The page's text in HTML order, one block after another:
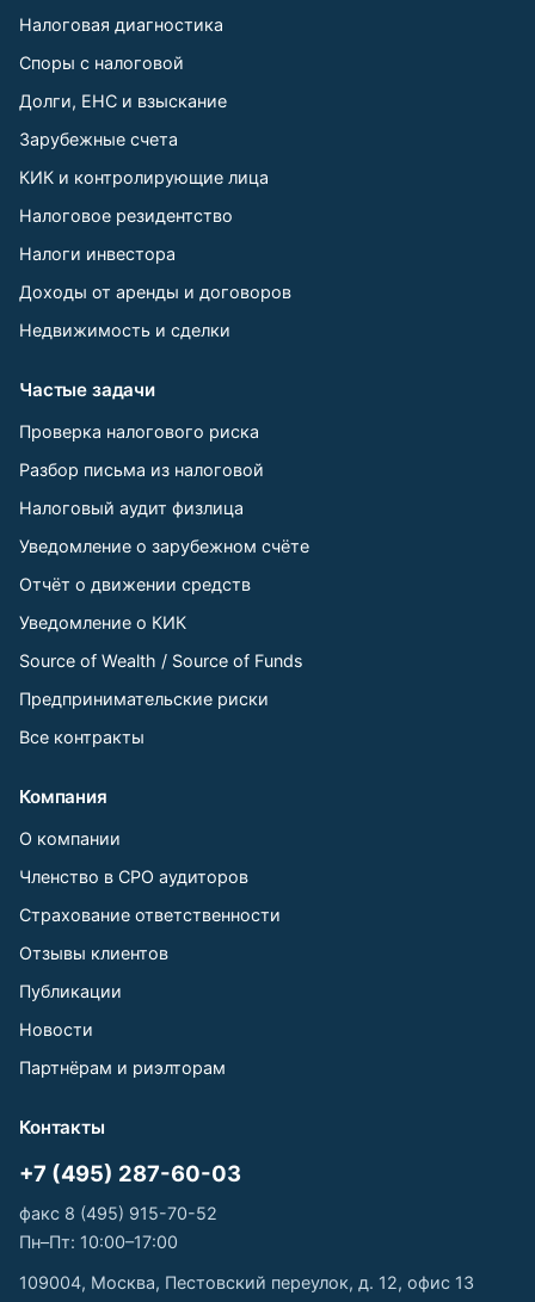
Налоговая диагностика
Споры с налоговой
Долги, ЕНС и взыскание
Зарубежные счета
КИК и контролирующие лица
Налоговое резидентство
Налоги инвестора
Доходы от аренды и договоров
Недвижимость и сделки
Частые задачи
Проверка налогового риска
Разбор письма из налоговой
Налоговый аудит физлица
Уведомление о зарубежном счёте
Отчёт о движении средств
Уведомление о КИК
Source of Wealth / Source of Funds
Предпринимательские риски
Все контракты
Компания
О компании
Членство в СРО аудиторов
Страхование ответственности
Отзывы клиентов
Публикации
Новости
Партнёрам и риэлторам
Контакты
+7 (495) 287-60-03
факс 8 (495) 915-70-52
Пн–Пт: 10:00–17:00
109004, Москва, Пестовский переулок, д. 12, офис 13